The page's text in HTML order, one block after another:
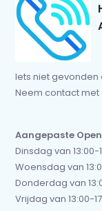
Iets niet
Neem contact met
Aangepaste
Dinsdag van 13:00-
Woensdag van
Donderdag van
Vrijdag van 13:00-